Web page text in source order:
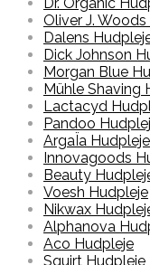
Oliver J.
Dalens
Dick Johnson
Morgan Blue
Mühle Shaving
Lactacyd
Pandoo
ArgaÏa Hudpleje
Innovagoods
Beauty
Voesh Hudpleje
Nikwax
Alphanova
Aco Hudpleje
Squirt Hudpleje